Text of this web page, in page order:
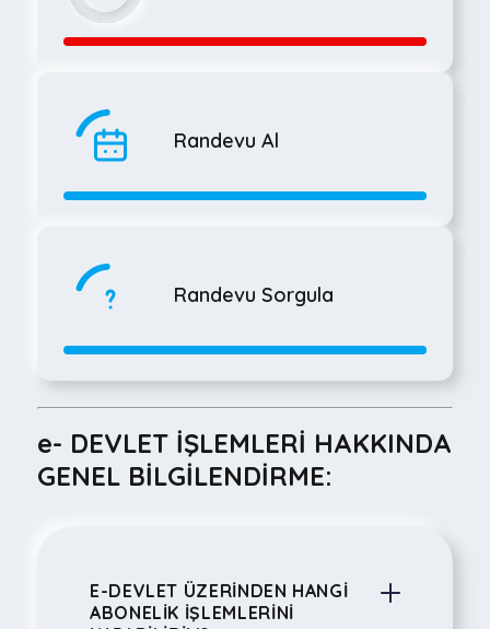
Randevu Al
Randevu Sorgula
e- DEVLET İŞLEMLERİ HAKKINDA
GENEL BİLGİLENDİRME:
E-DEVLET ÜZERİNDEN HANGİ
ABONELİK İŞLEMLERİNİ